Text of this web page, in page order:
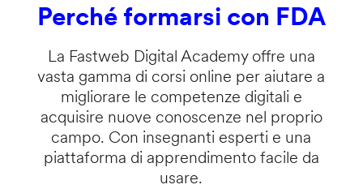
Perché formarsi con FDA
La Fastweb Digital Academy offre una
vasta gamma di corsi online per aiutare a
migliorare le competenze digitali e
acquisire nuove conoscenze nel proprio
campo. Con insegnanti esperti e una
piattaforma di apprendimento facile da
usare.